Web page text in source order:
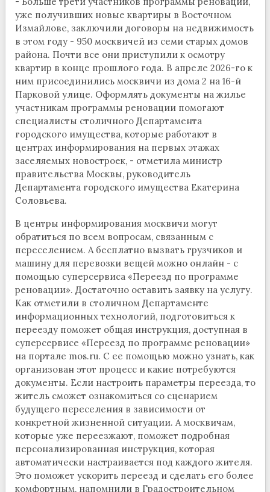
уже получивших новые квартиры в Восточном
Измайлове, заключили договоры на недвижимость
в этом году - 950 москвичей из семи старых домов
района. Почти все они приступили к осмотру
квартир в конце прошлого года. В апреле 2026-го к
ним присоединились москвичи из дома 2 на 16-й
Парковой улице. Оформлять документы на жилье
участникам программы реновации помогают
специалисты столичного Департамента
городского имущества, которые работают в
центрах информирования на первых этажах
заселяемых новостроек, - отметила министр
правительства Москвы, руководитель
Департамента городского имущества Екатерина
Соловьева.
В центры информирования москвичи могут
обратиться по всем вопросам, связанным с
переселением. А бесплатно вызвать грузчиков и
машину для перевозки вещей можно онлайн - с
помощью суперсервиса «Переезд по программе
реновации». Достаточно оставить заявку на услугу.
Как отметили в столичном Департаменте
информационных технологий, подготовиться к
переезду поможет общая инструкция, доступная в
суперсервисе «Переезд по программе реновации»
на портале mos.ru. С ее помощью можно узнать, как
организован этот процесс и какие потребуются
документы. Если настроить параметры переезда, то
житель сможет ознакомиться со сценарием
будущего переселения в зависимости от
конкретной жизненной ситуации. А москвичам,
которые уже переезжают, поможет подробная
персонализированная инструкция, которая
автоматически настраивается под каждого жителя.
Это поможет ускорить переезд и сделать его более
комфортным, напомнили в Градостроительном